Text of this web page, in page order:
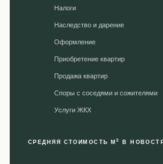
Налоги
Наследство и дарение
Оформление
Приобретение квартир
Продажа квартир
Споры с соседями и сожителями
Уcлуги ЖКХ
СРЕДНЯЯ СТОИМОСТЬ М2 В